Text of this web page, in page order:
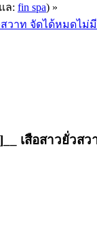
ล: fin spa) »
สวาท จัดได้หมดไม่
เสือสาวยั่วส